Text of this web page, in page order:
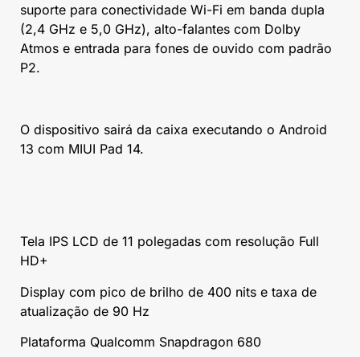
suporte para conectividade Wi-Fi em banda dupla
(2,4 GHz e 5,0 GHz), alto-falantes com Dolby
Atmos e entrada para fones de ouvido com padrão
P2.
O dispositivo sairá da caixa executando o Android
13 com MIUI Pad 14.
Tela IPS LCD de 11 polegadas com resolução Full
HD+
Display com pico de brilho de 400 nits e taxa de
atualização de 90 Hz
Plataforma Qualcomm Snapdragon 680